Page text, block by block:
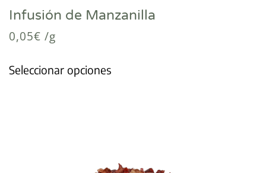
Infusión de Manzanilla
0,05€ /g
Seleccionar opciones